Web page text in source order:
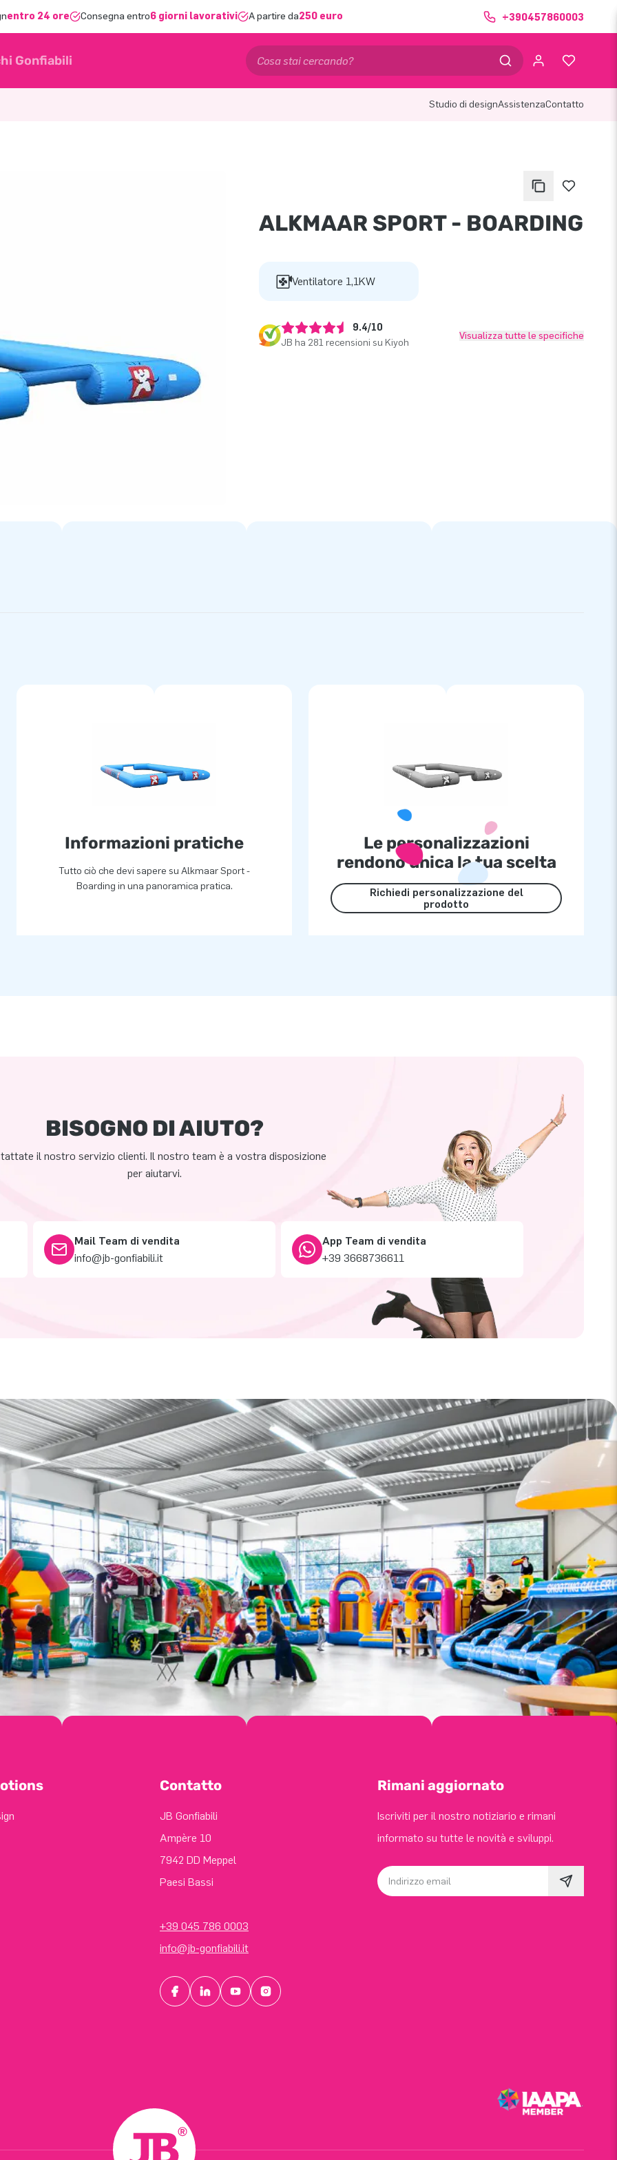
entro 24 ore Consegna entro6 giorni lavorativi A partire da250 euro +390457860003
Gonfiabili
Studio di designAssistenzaContatto
ALKMAAR SPORT - BOARDING
Ventilatore 1,1KW
9.4/10
JB ha 281 recensioni su Kiyoh
Visualizza tutte le specifiche
Informazioni pratiche
Tutto ciò che devi sapere su Alkmaar Sport -
Boarding in una panoramica pratica.
Le personalizzazioni
rendono unica la tua scelta
Richiedi personalizzazione del
prodotto
BISOGNO DI AIUTO?
il nostro servizio clienti. Il nostro team è a vostra disposizione
per aiutarvi.
Mail Team di vendita
info@jb-gonfiabili.it
App Team di vendita
+39 3668736611
Contatto
JB Gonfiabili
Ampère 10
7942 DD Meppel
Paesi Bassi
+39 045 786 0003
info@jb-gonfiabili.it
Rimani aggiornato
Iscriviti per il nostro notiziario e rimani
informato su tutte le novità e sviluppi.
Indirizzo email